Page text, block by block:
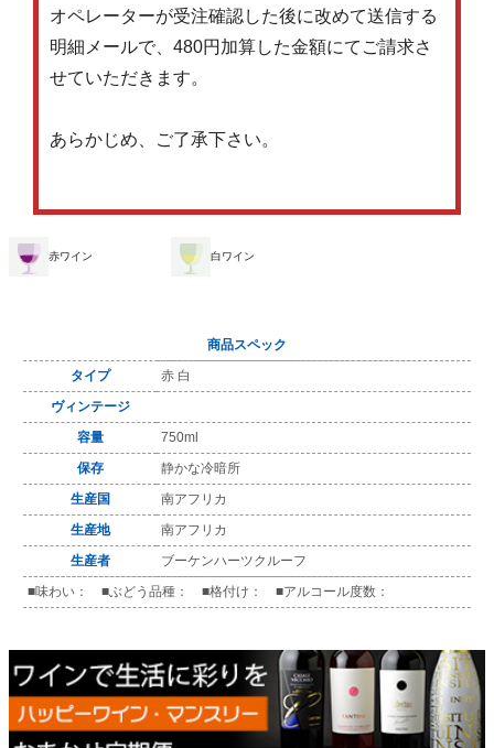
オペレーターが受注確認した後に改めて送信する
明細メールで、480円加算した金額にてご請求さ
せていただきます。
あらかじめ、ご了承下さい。
赤ワイン 白ワイン
商品スペック
タイプ
赤 白
ヴィンテージ
容量
750ml
保存
静かな冷暗所
生産国
南アフリカ
生産地
南アフリカ
生産者
ブーケンハーツクルーフ
■味わい： ■ぶどう品種： ■格付け： ■アルコール度数：